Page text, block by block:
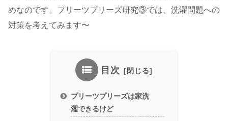
めなのです。プリーツプリーズ研究③では、洗濯問題への
対策を考えてみます〜
目次
プリーツプリーズは家洗
濯できるけど